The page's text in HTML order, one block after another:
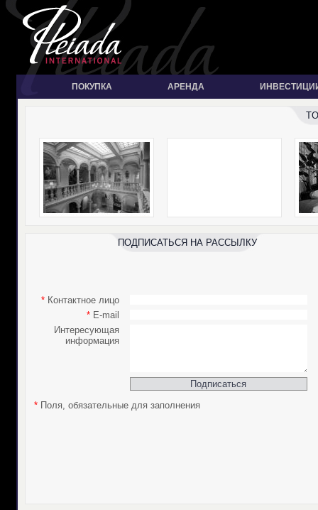
ПОКУПКА АРЕНДА
ПОДПИСАТЬСЯ НА РАССЫЛКУ
*Контактное лицо
*E-mail
Интересующая
информация
*Поля, обязательные для заполнения